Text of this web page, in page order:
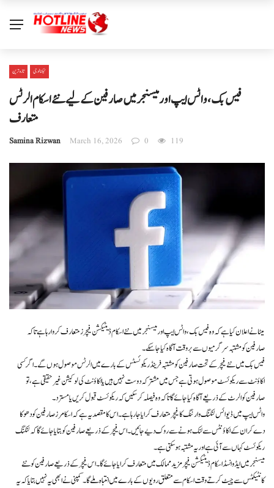
تازہ ترین ٹیکنالوجی
فیس بک، واٹس ایپ اور میسنجر میں صارفین کے لیے نئے اسکام الرٹس
متعارف
Samina Rizwan March 16, 2026 0 119
میٹا نے اعلان کیا ہے کہ وہ فیس بک، واٹس ایپ اور میسنجر میں نئے اسکام ڈیٹیکشن فیچرز متعارف کروا رہا ہے تاکہ
صارفین کو مشتبہ سرگرمیوں سے بروقت آگاہ کیا جا سکے۔
فیس بک میں نئے فیچر کے تحت صارفین کو مشتبہ فرینڈ ریکوئسٹس کے بارے میں الرٹس موصول ہوں گے۔ اگر کسی
اکاؤنٹ سے ریکوئسٹ موصول ہوتی ہے جس میں مشترکہ دوست نہیں ہیں یا اکاؤنٹ کی لوکیشن غیر حقیقی ہے، تو
صارفین کو الرٹ کے ذریعے آگاہ کیا جائے گا تاکہ وہ فیصلہ کر سکیں کہ ریکوئسٹ قبول کریں یا مسترد۔
واٹس ایپ میں ڈیوائس لنکنگ وارننگ کا فیچر متعارف کرایا جا رہا ہے۔ اس کا مقصد یہ ہے کہ اسکامرز صارفین کو دھوکا
دے کر ان کے اکاؤنٹس سے لنک ہونے سے روک دیے جائیں۔ اس فیچر کے ذریعے صارفین کو بتایا جائے گا کہ لنکنگ
ریکوئسٹ کہاں سے آئی ہے اور یہ مشتبہ ہو سکتی ہے۔
میسنجر میں ایڈوانسڈ اسکام ڈیٹیکشن فیچر مزید ممالک میں متعارف کرایا جائے گا۔ اس فیچر کے ذریعے صارفین کو نئے
کانٹیکٹس سے چیٹ کرتے وقت اسکام سے متعلق رویوں کے بارے میں انتباہ ملے گا۔ کمپنی نے ابھی یہ نہیں بتایا کہ یہ